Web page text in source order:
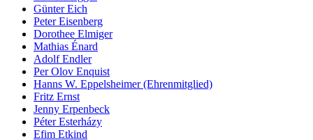
Günter Eich
Peter Eisenberg
Dorothee Elmiger
Mathias Énard
Adolf Endler
Per Olov Enquist
Hanns W. Eppelsheimer (Ehrenmitglied)
Fritz Ernst
Jenny Erpenbeck
Péter Esterházy
Efim Etkind